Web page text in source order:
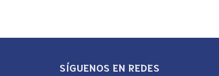
SÍGUENOS EN REDES